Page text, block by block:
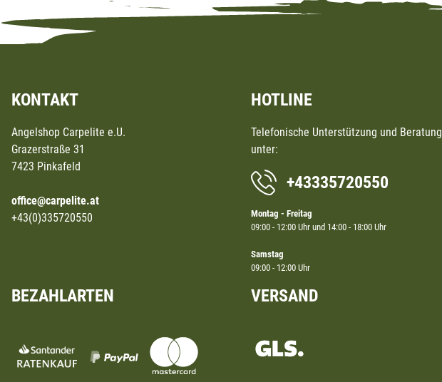
KONTAKT
Angelshop Carpelite e.U.
Grazerstraße 31
7423 Pinkafeld
office@carpelite.at
+43(0)335720550
HOTLINE
Telefonische Unterstützung und Beratung
unter:
+43335720550
Montag - Freitag
09:00 - 12:00 Uhr und 14:00 - 18:00 Uhr
Samstag
09:00 - 12:00 Uhr
BEZAHLARTEN VERSAND